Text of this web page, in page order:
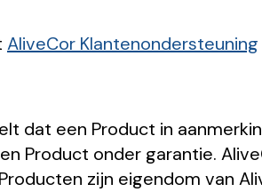
AliveCor Klantenondersteuning
dat een Product in
Product onder garantie.
zijn eigendom van